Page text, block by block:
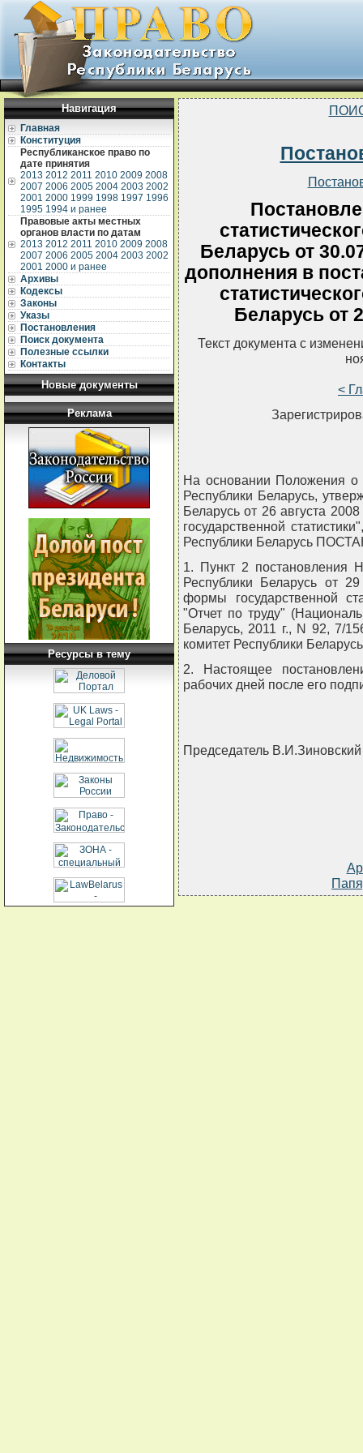
Навигация
Главная
Конституция
Республиканское право по
дате принятия
2013 2012 2011 2010 2009 2008
2007 2006 2005 2004 2003 2002
2001 2000 1999 1998 1997 1996
1995 1994 и ранее
Правовые акты местных
органов власти по датам
2013 2012 2011 2010 2009 2008
2007 2006 2005 2004 2003 2002
2001 2000 и ранее
Архивы
Кодексы
Законы
Указы
Постановления
Поиск документа
Полезные ссылки
Контакты
Новые документы
Реклама
Ресурсы в тему
Беларусь от
дополнения в
Беларусь от
Текст документа с
<
На основании Положения о
Республики Беларусь,
Беларусь от 26 августа
государственной
Республики Беларусь
1. Пункт 2 постановления
Республики Беларусь от
формы государственной
"Отчет по труду"
Беларусь, 2011 г., N 92, 7/
комитет Республики
2. Настоящее
рабочих дней после его
Председатель В.И.Зиновский